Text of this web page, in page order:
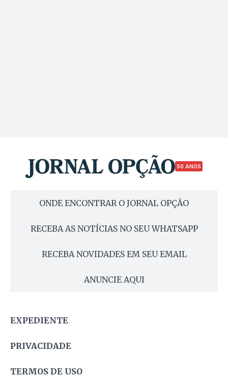
50 ANOS
ONDE ENCONTRAR O JORNAL OPÇÃO
RECEBA AS NOTÍCIAS NO SEU WHATSAPP
RECEBA NOVIDADES EM SEU EMAIL
ANUNCIE AQUI
EXPEDIENTE
PRIVACIDADE
TERMOS DE USO